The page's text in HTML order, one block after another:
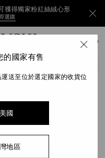
獲得獨家粉紅絲絨心形
選購
獲得獨家粉紅絲絨心形
獲得獨家粉紅絲絨心形
國家有售
送至位於選定國家的收貨位
國
地區